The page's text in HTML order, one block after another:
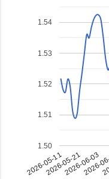
2026-05-112026-05-212026-06-03
2026-
1.50
1.51
1.52
1.53
1.54